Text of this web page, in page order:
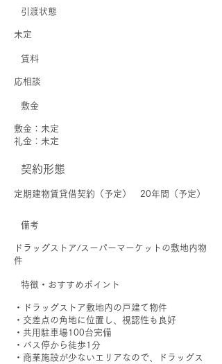
引渡状態
未定
賃料
応相談
敷金
敷金：未定
礼金：未定
契約形態
定期建物賃貸借契約（予定） 20年間（予定）
備考
ドラッグストア/スーパーマーケットの敷地内物
件
特徴・おすすめポイント
・ドラッグストア敷地内の戸建て物件
・交差点の角地に位置し、視認性も良好
・共用駐車場100台完備
・バス停から徒歩1分
・商業施設が少ないエリアなので、ドラッグス